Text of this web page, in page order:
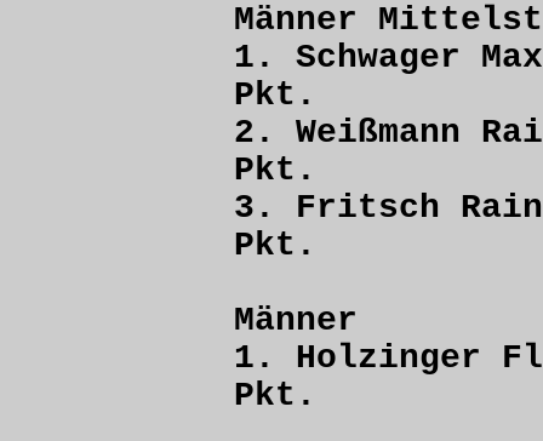
Männer
1.
Pkt.
2. Weißmann
Pkt.
3. Fritsch
Pkt.
Männer
1. Holzinger
Pkt.